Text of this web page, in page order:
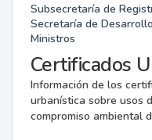
Subsecretaría de
Secretaría de
Ministros
Certificados
Información de los
urbanística sobre usos
compromiso ambiental